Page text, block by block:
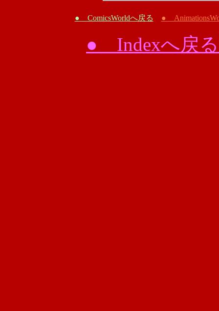
● ComicsWorldへ戻る ●
● Indexへ戻る